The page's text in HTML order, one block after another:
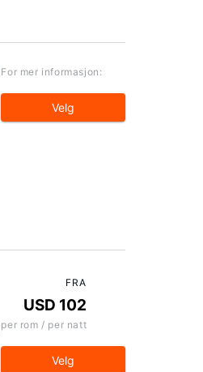
For mer informasjon:
Velg
FRA
USD 102
per rom / per natt
Velg